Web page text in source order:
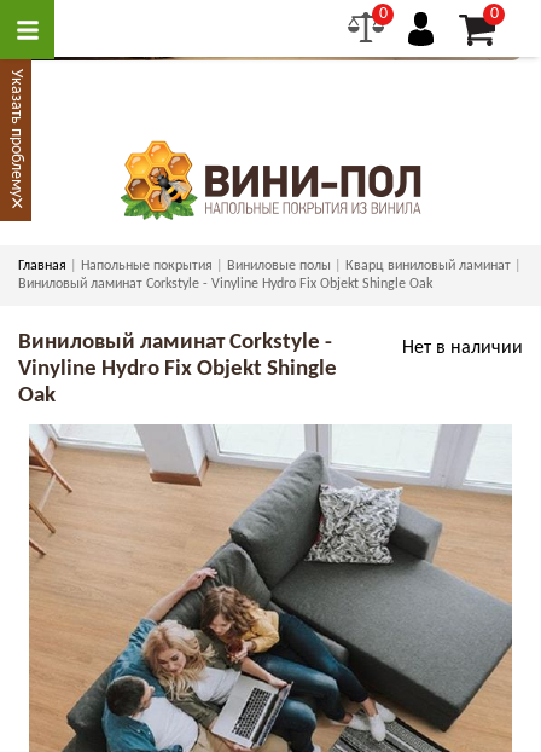
0 0
Главная Напольные покрытия Виниловые полы
Кварц виниловый ламинат
Виниловый ламинат Corkstyle - Vinyline Hydro Fix Objekt Shingle Oak
Нет в наличии
Виниловый ламинат Corkstyle -
Vinyline Hydro Fix Objekt Shingle
Oak
Указать проблему
×